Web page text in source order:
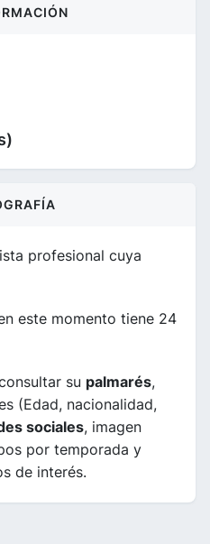
profesional cuya
este momento tiene 24
su palmarés,
(Edad, nacionalidad,
sociales, imagen
por temporada y
de interés.